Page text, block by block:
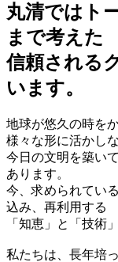
丸清ではト
まで考えた
信頼される
います。
地球が悠久の時を
様々な形に活かし
今日の文明を築い
あります。
今、求められてい
込み、再利用する
「知恵」と「技術
私たちは、長年培